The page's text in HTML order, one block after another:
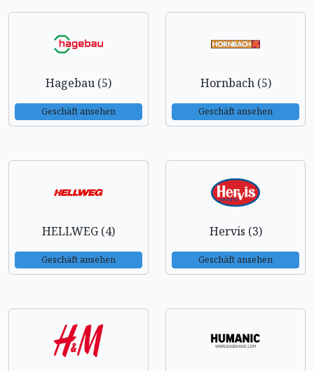
Hagebau (5)
Geschäft ansehen
Hornbach (5)
Geschäft ansehen
HELLWEG (4)
Geschäft ansehen
Hervis (3)
Geschäft ansehen